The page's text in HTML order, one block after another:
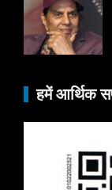
हमें आर्थिक